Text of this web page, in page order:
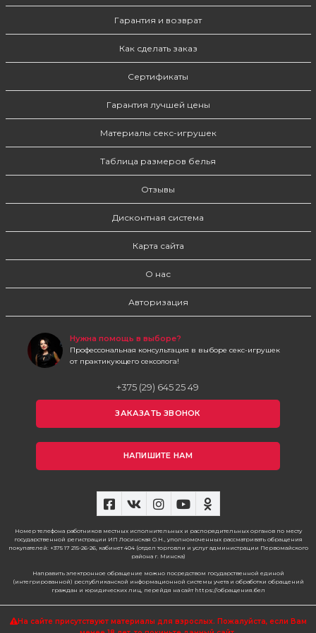
Гарантия и возврат
Как сделать заказ
Сертификаты
Гарантия лучшей цены
Материалы секс-игрушек
Таблица размеров белья
Отзывы
Дисконтная система
Карта сайта
О нас
Авторизация
Нужна помощь в выборе?
Профессональная консультация в выборе секс-игрушек
от практикующего сексолога!
+375 (29) 645 25 49
ЗАКАЗАТЬ ЗВОНОК
НАПИШИТЕ НАМ
Номер телефона работников местных исполнительных и распорядительных органов по месту
государственной регистрации ИП Лосинская О.Н., уполномоченных рассматривать обращения
покупателей: +375 17 215-26-26, кабинет 404 (отдел торговли и услуг администрации Первомайского
района г. Минска)
Направить электронное обращение можно посредством государственной единой
(интегрированной) республиканской информационной системы учета и обработки обращений
граждан и юридических лиц, перейдя на сайт https://обращения.бел
На сайте присутствуют материалы для взрослых. Пожалуйста, если Вам